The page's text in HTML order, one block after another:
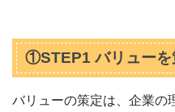
①STEP1 バリューを
バリューの策定は、企業の